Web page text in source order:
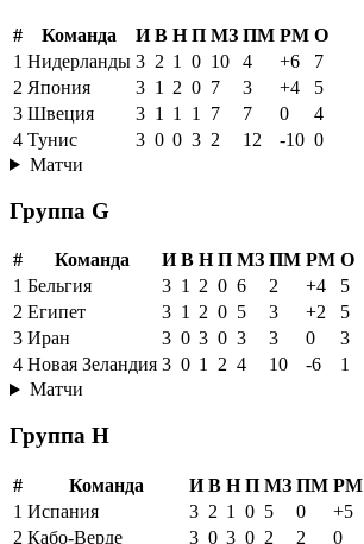
# Команда И В Н П МЗ ПМ РМ О
1 Нидерланды 3 2 1 0 10 4 +6
7
2 Япония 3 1 2 0 7 3 +4
5
3 Швеция 3 1 1 1 7 7 0
4
4 Тунис 3 0 0 3 2 12 -10 0
Матчи
Группа G
# Команда И В Н П МЗ ПМ РМ О
1 Бельгия 3 1 2 0 6 2 +4
5
2 Египет 3 1 2 0 5 3 +2
5
3 Иран 3 0 3 0 3 3 0
3
4 Новая Зеландия 3 0 1 2 4 10 -6
1
Матчи
Группа H
# Команда И В Н П МЗ ПМ РМ
1 Испания 3 2 1 0 5 0 +5
2 Кабо-Верде 3 0 3 0 2 2 0